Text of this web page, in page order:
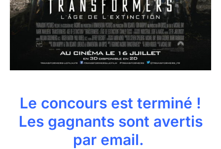
Le concours est terminé !
Les gagnants sont avertis
par email.